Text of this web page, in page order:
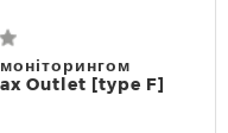
Outlet [type F]